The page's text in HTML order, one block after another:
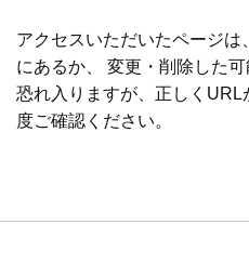
アクセスいただいたページ
にあるか、 変更・削除した可
恐れ入りますが、正しく
度ご確認ください。